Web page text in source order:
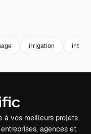
irrigation
à vos meilleurs projets.
agences et